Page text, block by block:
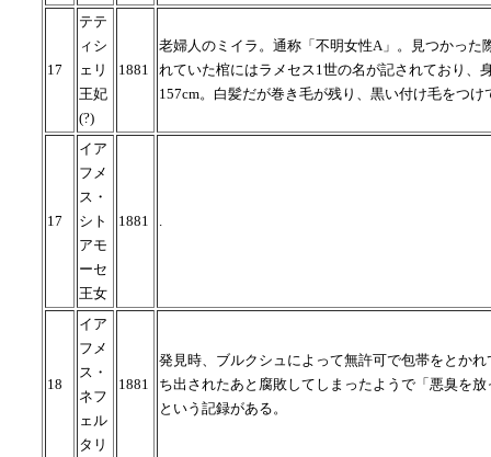
17
テテ
ィシ
ェリ
王妃
(?)
1881
老婦人のミイラ。通称「不明女性A」。見つかった
れていた棺にはラメセス1世の名が記されており、
157cm。白髪だが巻き毛が残り、黒い付け毛をつけ
17
イア
フメ
ス・
シト
アモ
ーセ
王女
1881
18
イア
フメ
ス・
ネフ
ェル
タリ
1881
発見時、ブルクシュによって無許可で包帯をとかれ
ち出されたあと腐敗してしまったようで「悪臭を放
という記録がある。